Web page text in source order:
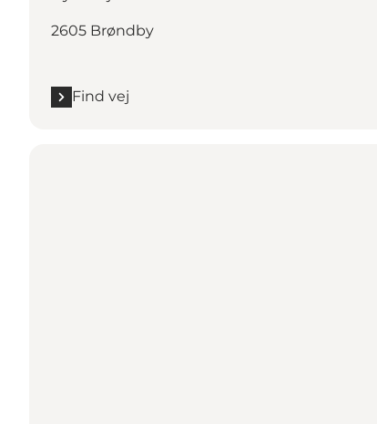
2605 Brøndby
Find vej